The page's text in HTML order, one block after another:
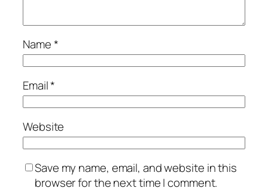
Name*
Email*
Website
Save my name, email, and website in this
browser for the next time I comment.